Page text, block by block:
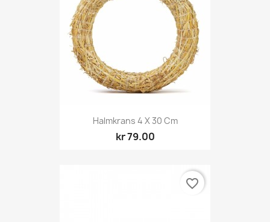
Halmkrans 4 X 30 Cm
kr 79.00
favorite_border